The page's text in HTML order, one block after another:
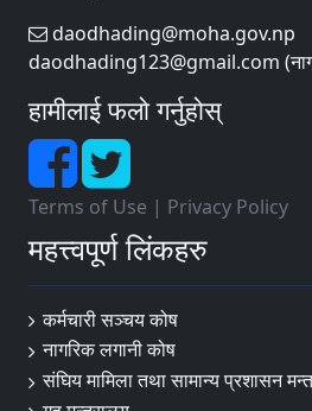
daodhading@moha.gov.np
daodhading123@gmail.com
हामीलाई फलो गर्नुहोस्
Terms of Use | Privacy Policy
महत्त्वपूर्ण लिंकहरु
कर्मचारी सञ्चय कोष
नागरिक लगानी कोष
संघिय मामिला तथा सामान्य प्रशासन